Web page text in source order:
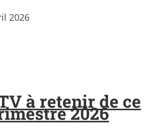
2026
à retenir de ce
2026